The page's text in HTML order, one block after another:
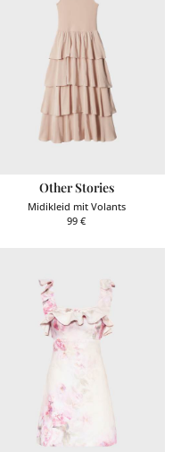
Other Stories
Midikleid mit Volants
99 €